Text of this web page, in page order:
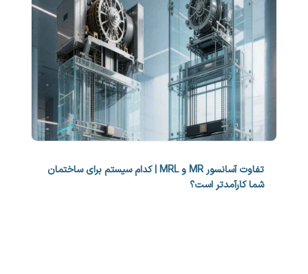
تفاوت آسانسور MR و MRL | کدام سیستم برای ساختمان
شما کارآمدتر است؟